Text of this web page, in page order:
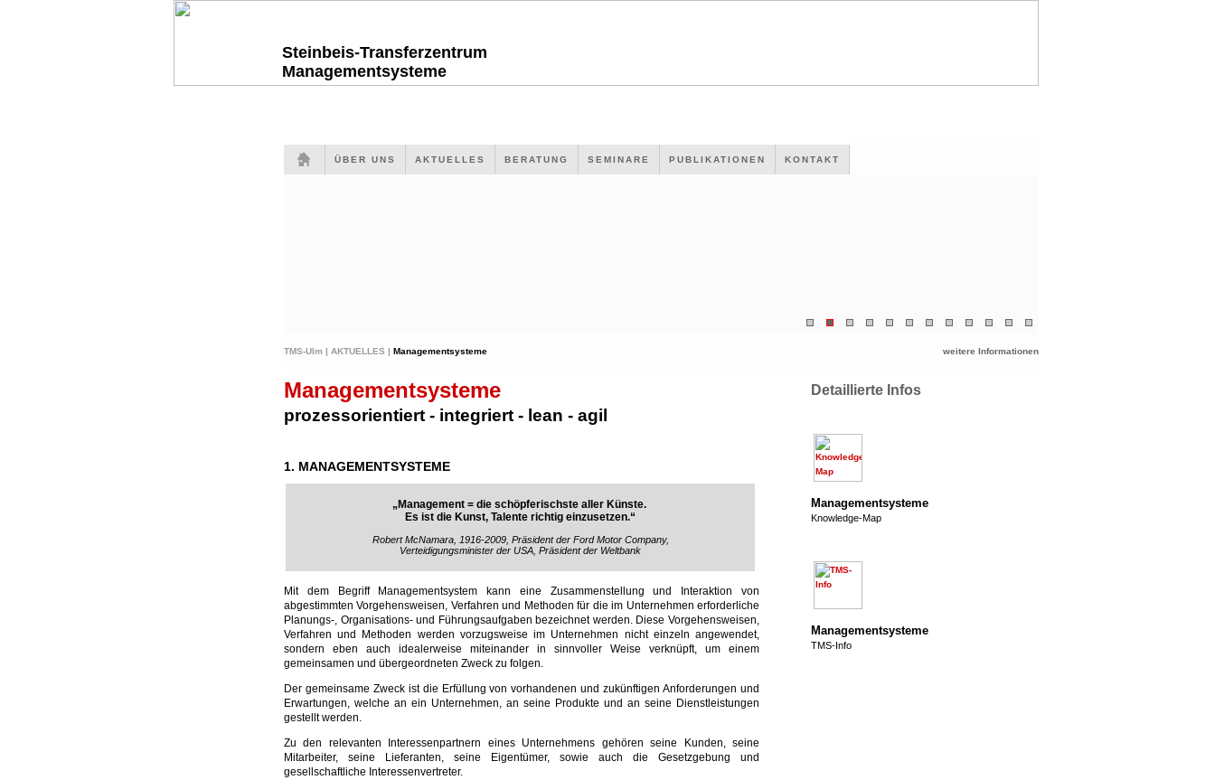
Steinbeis-Transferzentrum
Managementsysteme
ÜBER UNS AKTUELLES BERATUNG SEMINARE PUBLIKATIONEN KONTAKT
TMS-Ulm | AKTUELLES | Managementsysteme weitere Informationen
Managementsysteme
prozessorientiert - integriert - lean - agil
1. MANAGEMENTSYSTEME
„Management = die schöpferischste aller Künste.
Es ist die Kunst, Talente richtig einzusetzen.“
Robert McNamara, 1916-2009, Präsident der Ford Motor Company,
Verteidigungsminister der USA, Präsident der Weltbank
Mit dem Begriff Managementsystem kann eine Zusammenstellung und Interaktion von
abgestimmten Vorgehensweisen, Verfahren und Methoden für die im Unternehmen erforderliche
Planungs-, Organisations- und Führungsaufgaben bezeichnet werden. Diese Vorgehensweisen,
Verfahren und Methoden werden vorzugsweise im Unternehmen nicht einzeln angewendet,
sondern eben auch idealerweise miteinander in sinnvoller Weise verknüpft, um einem
gemeinsamen und übergeordneten Zweck zu folgen.
Der gemeinsame Zweck ist die Erfüllung von vorhandenen und zukünftigen Anforderungen und
Erwartungen, welche an ein Unternehmen, an seine Produkte und an seine Dienstleistungen
gestellt werden.
Zu den relevanten Interessenpartnern eines Unternehmens gehören seine Kunden, seine
Mitarbeiter, seine Lieferanten, seine Eigentümer, sowie auch die Gesetzgebung und
gesellschaftliche Interessenvertreter.
Detaillierte Infos
Managementsysteme
Knowledge-Map
Managementsysteme
TMS-Info